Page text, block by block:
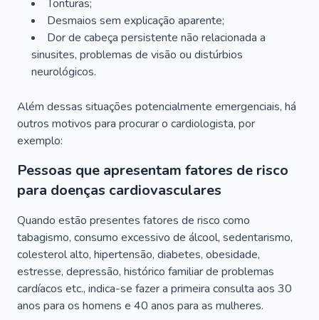
Tonturas;
Desmaios sem explicação aparente;
Dor de cabeça persistente não relacionada a
sinusites, problemas de visão ou distúrbios
neurológicos.
Além dessas situações potencialmente emergenciais, há
outros motivos para procurar o cardiologista, por
exemplo:
Pessoas que apresentam fatores de risco
para doenças cardiovasculares
Quando estão presentes fatores de risco como
tabagismo, consumo excessivo de álcool, sedentarismo,
colesterol alto, hipertensão, diabetes, obesidade,
estresse, depressão, histórico familiar de problemas
cardíacos etc., indica-se fazer a primeira consulta aos 30
anos para os homens e 40 anos para as mulheres.